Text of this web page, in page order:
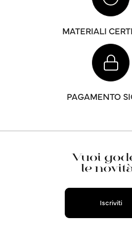
MATERIALI
PAGAMENTO
Vuoi
le
Iscriviti